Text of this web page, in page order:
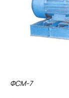
ФСМ-7